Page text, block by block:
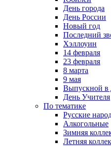
День города
День России
Новый год
Последний
Хэллоуин
14 февраля
23 февраля
8 марта
9 мая
Выпускной в
День Учителя
По тематике
Русские
Алкогольные
Зимняя
Летняя